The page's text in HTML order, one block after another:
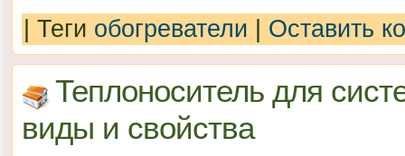
Теги обогреватели Оставить
Теплоноситель для
виды и свойства